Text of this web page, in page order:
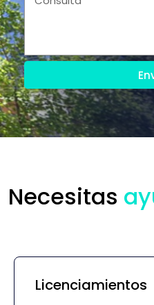
Necesitas
Licenciamientos